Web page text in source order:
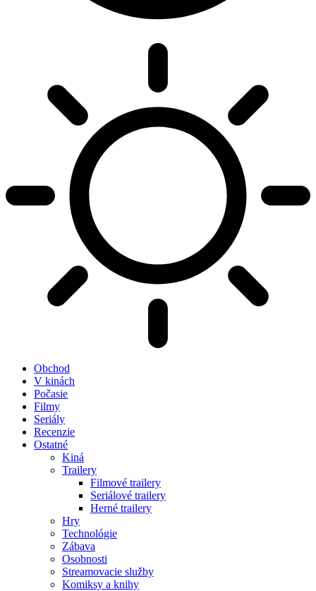
Obchod
V kinách
Počasie
Filmy
Seriály
Recenzie
Ostatné
Kiná
Trailery
Filmové trailery
Seriálové trailery
Herné trailery
Hry
Technológie
Zábava
Osobnosti
Streamovacie služby
Komiksy a knihy